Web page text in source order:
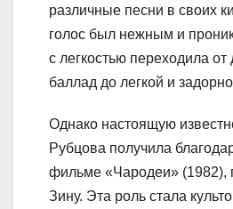
различные песни в своих
голос был нежным и
с легкостью переходила от
баллад до легкой и
Однако настоящую
Рубцова получила
фильме «Чародеи» (1982),
Зину. Эта роль стала